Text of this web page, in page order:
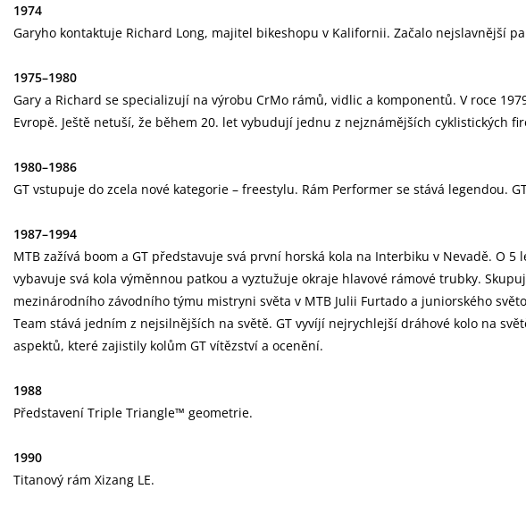
1974
Garyho kontaktuje Richard Long, majitel bikeshopu v Kalifornii. Začalo nejslavnější
1975–1980
Gary a Richard se specializují na výrobu CrMo rámů, vidlic a komponentů. V roce
Evropě. Ještě netuší, že během 20. let vybudují jednu z nejznámějších cyklistických
1980–1986
GT vstupuje do zcela nové kategorie – freestylu. Rám Performer se stává legendou.
1987–1994
MTB zažívá boom a GT představuje svá první horská kola na Interbiku v Nevadě. O
vybavuje svá kola výměnnou patkou a vyztužuje okraje hlavové rámové trubky.
mezinárodního závodního týmu mistryni světa v MTB Julii Furtado a juniorského
Team stává jedním z nejsilnějších na světě. GT vyvíjí nejrychlejší dráhové kolo na
aspektů, které zajistily kolům GT vítězství a ocenění.
1988
Představení Triple Triangle™ geometrie.
1990
Titanový rám Xizang LE.